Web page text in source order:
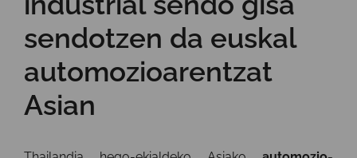
sendotzen da euskal
automozioarentzat
Asian